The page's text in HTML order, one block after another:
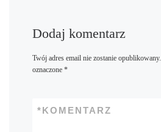
Dodaj komentarz
Twój adres email nie zostanie opublikowany.
oznaczone *
KOMENTARZ
*